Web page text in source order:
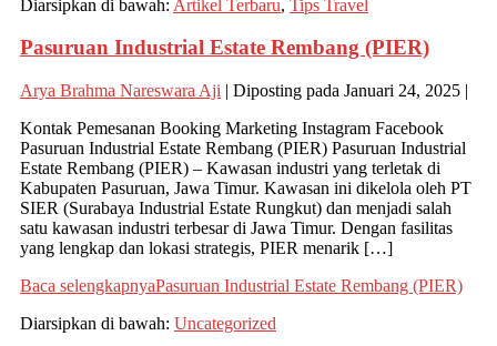
Diarsipkan di bawah: Artikel Terbaru, Tips Travel
Pasuruan Industrial Estate Rembang (PIER)
Arya Brahma Nareswara Aji | Diposting pada Januari 24, 2025 |
Kontak Pemesanan Booking Marketing Instagram Facebook
Pasuruan Industrial Estate Rembang (PIER) Pasuruan Industrial
Estate Rembang (PIER) – Kawasan industri yang terletak di
Kabupaten Pasuruan, Jawa Timur. Kawasan ini dikelola oleh PT
SIER (Surabaya Industrial Estate Rungkut) dan menjadi salah
satu kawasan industri terbesar di Jawa Timur. Dengan fasilitas
yang lengkap dan lokasi strategis, PIER menarik […]
Baca selengkapnyaPasuruan Industrial Estate Rembang (PIER)
Diarsipkan di bawah: Uncategorized